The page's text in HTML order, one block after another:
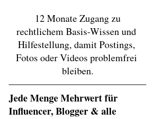
rechtlichem Basis-Wissen und
Hilfestellung, damit Postings,
Fotos oder Videos problemfrei
bleiben.
Jede Menge Mehrwert für
Influencer, Blogger & alle